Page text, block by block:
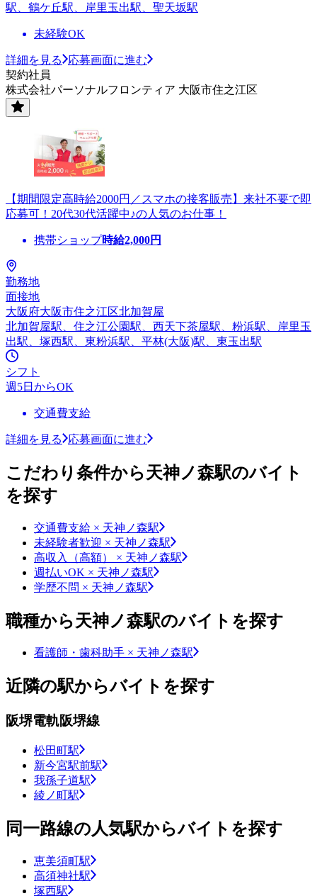
駅、鶴ケ丘駅、岸里玉出駅、聖天坂駅
未経験OK
詳細を見る
応募画面に進む
契約社員
株式会社パーソナルフロンティア 大阪市住之江区
【期間限定高時給2000円／スマホの接客販売】来社不要で即
応募可！20代30代活躍中♪の人気のお仕事！
携帯ショップ時給2,000円
勤務地
面接地
大阪府大阪市住之江区北加賀屋
北加賀屋駅、住之江公園駅、西天下茶屋駅、粉浜駅、岸里玉
出駅、塚西駅、東粉浜駅、平林(大阪)駅、東玉出駅
シフト
週5日からOK
交通費支給
詳細を見る 応募画面に進む
こだわり条件から天神ノ森駅のバイト
を探す
交通費支給 × 天神ノ森駅
未経験者歓迎 × 天神ノ森駅
高収入（高額） × 天神ノ森駅
週払いOK × 天神ノ森駅
学歴不問 × 天神ノ森駅
職種から天神ノ森駅のバイトを探す
看護師・歯科助手 × 天神ノ森駅
近隣の駅からバイトを探す
阪堺電軌阪堺線
松田町駅
新今宮駅前駅
我孫子道駅
綾ノ町駅
同一路線の人気駅からバイトを探す
恵美須町駅
高須神社駅
塚西駅